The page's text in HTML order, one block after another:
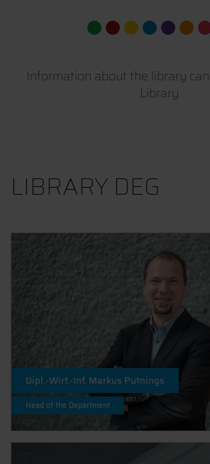
Information about the library
Library
LIBRARY DEG
Dipl.-Wirt.-Inf. Markus Putnings
Head of the Department